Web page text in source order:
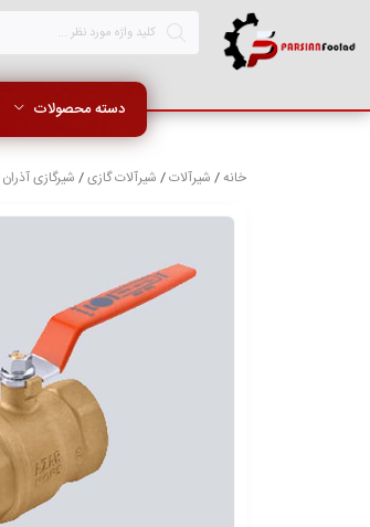
دسته محصولات
خانه/ شیرآلات/ شیرآلات گازی/ شیرگازی آذران